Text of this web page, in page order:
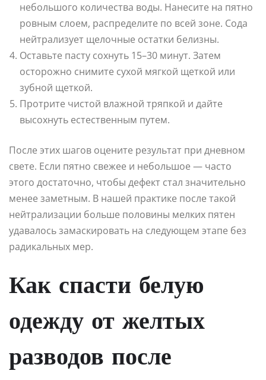
небольшого количества воды. Нанесите на пятно
ровным слоем, распределите по всей зоне. Сода
нейтрализует щелочные остатки белизны.
Оставьте пасту сохнуть 15–30 минут. Затем
осторожно снимите сухой мягкой щеткой или
зубной щеткой.
Протрите чистой влажной тряпкой и дайте
высохнуть естественным путем.
После этих шагов оцените результат при дневном
свете. Если пятно свежее и небольшое — часто
этого достаточно, чтобы дефект стал значительно
менее заметным. В нашей практике после такой
нейтрализации больше половины мелких пятен
удавалось замаскировать на следующем этапе без
радикальных мер.
Как спасти белую
одежду от желтых
разводов после